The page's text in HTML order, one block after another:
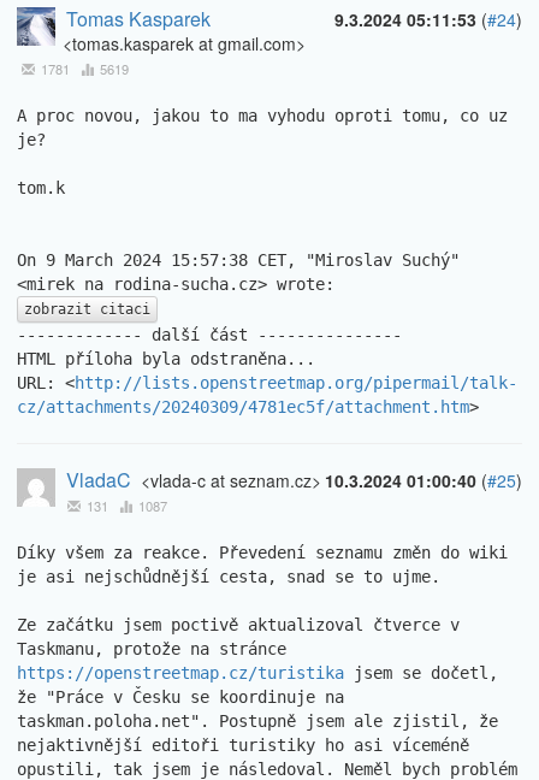
9.3.2024 05:11:53 (#24)
Tomas Kasparek
<tomas.kasparek at gmail.com>
1781 5619
A proc novou, jakou to ma vyhodu oproti tomu, co uz
je?
tom.k
On 9 March 2024 15:57:38 CET, "Miroslav Suchý"
zobrazit citaci
------------- další část ---------------
HTML příloha byla odstraněna...
URL: <http://lists.openstreetmap.org/pipermail/talk-
cz/attachments/20240309/4781ec5f/attachment.htm>
10.3.2024 01:00:40 (#25)
VladaC <vlada-c at seznam.cz>
131 1087
Díky všem za reakce. Převedení seznamu změn do wiki
je asi nejschůdnější cesta, snad se to ujme.
Ze začátku jsem poctivě aktualizoval čtverce v
https://openstreetmap.cz/turistika jsem se dočetl,
že "Práce v Česku se koordinuje na
taskman.poloha.net". Postupně jsem ale zjistil, že
nejaktivnější editoři turistiky ho asi víceméně
opustili, tak jsem je následoval. Neměl bych problém